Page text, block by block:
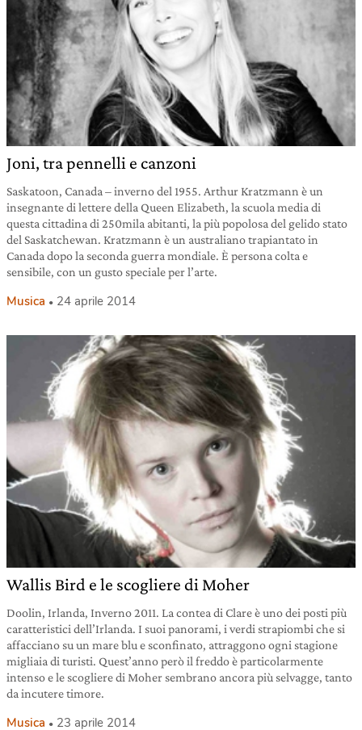
Joni, tra pennelli e canzoni
Saskatoon, Canada – inverno del 1955. Arthur Kratzmann è un
insegnante di lettere della Queen Elizabeth, la scuola media di
questa cittadina di 250mila abitanti, la più popolosa del gelido stato
del Saskatchewan. Kratzmann è un australiano trapiantato in
Canada dopo la seconda guerra mondiale. È persona colta e
sensibile, con un gusto speciale per l’arte.
Musica 24 aprile 2014
Wallis Bird e le scogliere di Moher
Doolin, Irlanda, Inverno 2011. La contea di Clare è uno dei posti più
caratteristici dell’Irlanda. I suoi panorami, i verdi strapiombi che si
affacciano su un mare blu e sconfinato, attraggono ogni stagione
migliaia di turisti. Quest’anno però il freddo è particolarmente
intenso e le scogliere di Moher sembrano ancora più selvagge, tanto
da incutere timore.
Musica 23 aprile 2014